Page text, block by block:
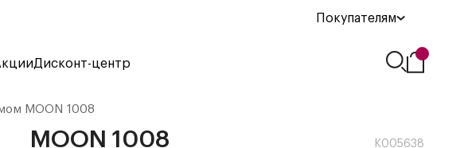
Покупателям
Дисконт-центр
MOON 1008
MOON 1008 К005638